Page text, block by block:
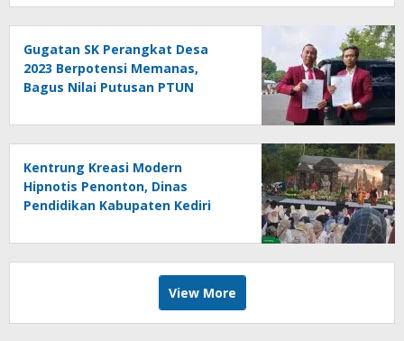
Gugatan SK Perangkat Desa
2023 Berpotensi Memanas,
Bagus Nilai Putusan PTUN
Kentrung Kreasi Modern
Hipnotis Penonton, Dinas
Pendidikan Kabupaten Kediri
View More